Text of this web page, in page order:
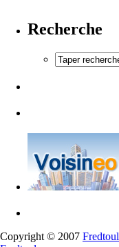
Recherche
Copyright © 2007 Fredtoul